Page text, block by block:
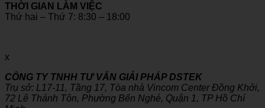
THỜI GIAN LÀM VIỆC
Thứ hai – Thứ 7: 8:30 – 18:00
x
CÔNG TY TNHH TƯ VẤN GIẢI PHÁP DSTEK
Trụ sở: L17-11, Tầng 17, Tòa nhà Vincom Center Đồng Khởi,
72 Lê Thánh Tôn, Phường Bến Nghé, Quận 1, TP Hồ Chí